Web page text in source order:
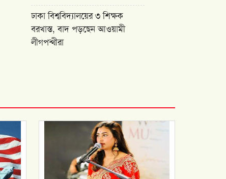
ঢাকা বিশ্ববিদ্যালয়ের ৩ শিক্ষক
বরখাস্ত, বাদ পড়ছেন আওয়ামী
লীগপন্থীরা